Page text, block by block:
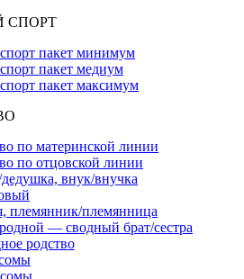
СПОРТ
пакет минимум
пакет медиум
пакет максимум
по материнской линии
по отцовской линии
внук/внучка
племянник/племянница
— сводный брат/сестра
родство